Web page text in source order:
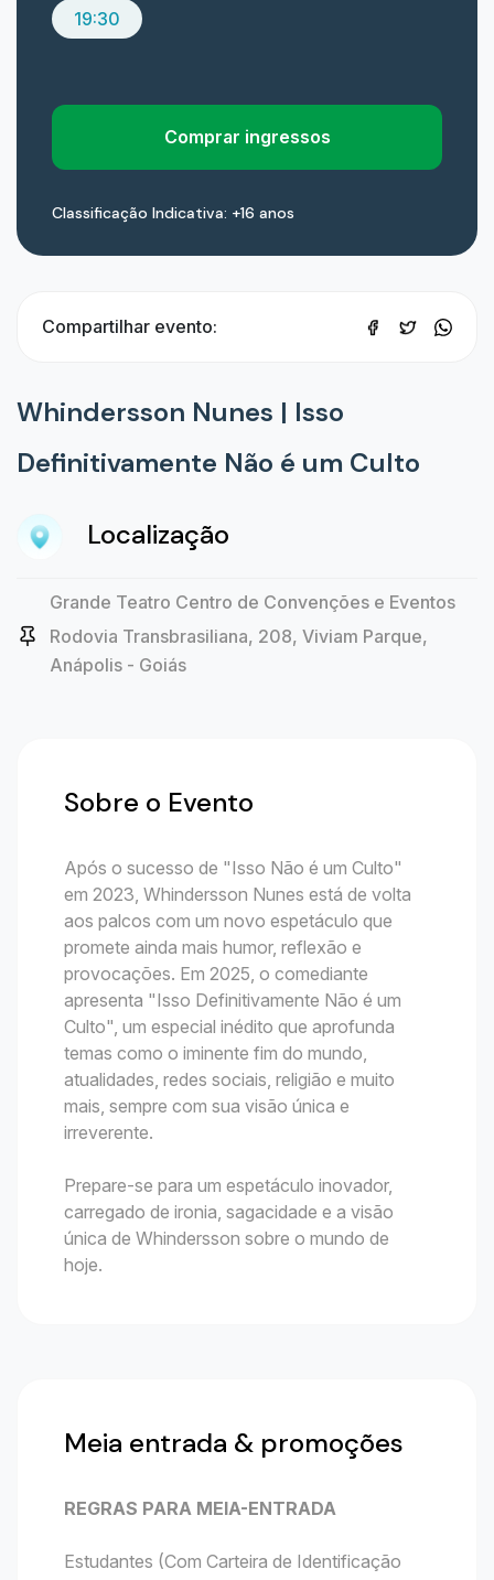
Whindersson Nunes | Isso
Definitivamente Não é um Culto
Localização
Grande Teatro Centro de Convenções e Eventos
Rodovia Transbrasiliana, 208, Viviam Parque,
Anápolis - Goiás
Sobre o Evento
Após o sucesso de "Isso Não é um Culto"
em 2023, Whindersson Nunes está de volta
aos palcos com um novo espetáculo que
promete ainda mais humor, reflexão e
provocações. Em 2025, o comediante
apresenta "Isso Definitivamente Não é um
Culto", um especial inédito que aprofunda
temas como o iminente fim do mundo,
atualidades, redes sociais, religião e muito
mais, sempre com sua visão única e
irreverente.
Prepare-se para um espetáculo inovador,
carregado de ironia, sagacidade e a visão
única de Whindersson sobre o mundo de
hoje.
Meia entrada & promoções
REGRAS PARA MEIA-ENTRADA
Estudantes (Com Carteira de Identificação
19:30
Comprar ingressos
Classificação Indicativa: +16 anos
Compartilhar evento: